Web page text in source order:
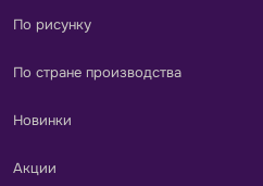
По рисунку
По стране производства
Новинки
Акции